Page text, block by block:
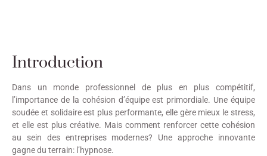
Introduction
Dans un monde professionnel de plus en plus compétitif,
l’importance de la cohésion d’équipe est primordiale. Une équipe
soudée et solidaire est plus performante, elle gère mieux le stress,
et elle est plus créative. Mais comment renforcer cette cohésion
au sein des entreprises modernes? Une approche innovante
gagne du terrain: l’hypnose.